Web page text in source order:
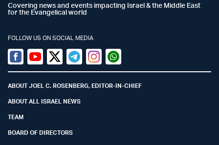
Covering news and events impacting Israel & the Middle East
for the Evangelical world
FOLLOW US ON SOCIAL MEDIA
Facebook
YoutubeTwitter (X)
TelegramInstagramWhatsapp
ABOUT JOEL C. ROSENBERG, EDITOR-IN-CHIEF
ABOUT ALL ISRAEL NEWS
TEAM
BOARD OF DIRECTORS